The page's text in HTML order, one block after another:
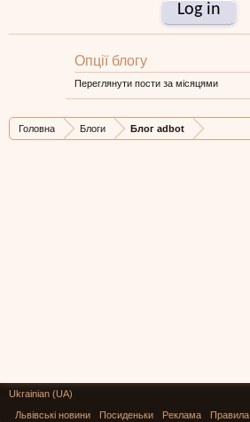
Log in
Опції блогу
Переглянути пости за місяцями
Головна Блоги Блог adbot
Ukrainian (UA)
Львівські новини
Посиденьки Реклама Правила